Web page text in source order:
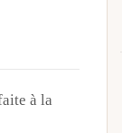
à la